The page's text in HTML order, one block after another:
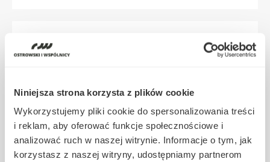
Niniejsza strona korzysta z plików cookie
Wykorzystujemy pliki cookie do spersonalizowania treści
i reklam, aby oferować funkcje społecznościowe i
analizować ruch w naszej witrynie. Informacje o tym, jak
korzystasz z naszej witryny, udostępniamy partnerom
Prezydent zawetował ustawę
dotyczącą opodatkowania
oznacza i dlaczego podjął taką
decyzję?
2025-11-28| Anna Wąsiewska
Fundacja Rodzinna